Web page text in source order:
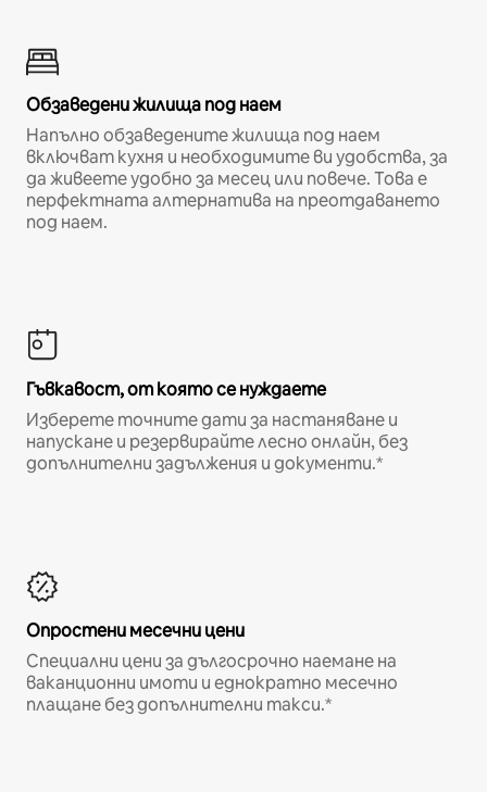
Обзаведени жилища под наем
Напълно обзаведените жилища под наем
включват кухня и необходимите ви удобства, за
да живеете удобно за месец или повече. Това е
перфектната алтернатива на преотдаването
под наем.
Гъвкавост, от която се нуждаете
Изберете точните дати за настаняване и
напускане и резервирайте лесно онлайн, без
допълнителни задължения и документи.*
Опростени месечни цени
Специални цени за дългосрочно наемане на
ваканционни имоти и еднократно месечно
плащане без допълнителни такси.*